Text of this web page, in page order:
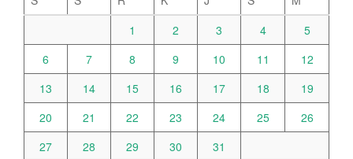
1
2 3 4
5
6
7 8 9 10 11
12
13
14 15 16 17 18
19
20
21 22 23 24 25
26
27
28 29 30 31